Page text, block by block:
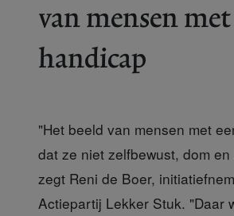
van mensen
handicap
"Het beeld van mensen met
dat ze niet zelfbewust, dom
zegt Reni de Boer,
Actiepartij Lekker Stuk. "Daar